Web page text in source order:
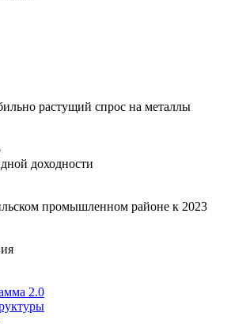
растущий спрос на металлы
доходности
промышленном районе к 2023
2.0